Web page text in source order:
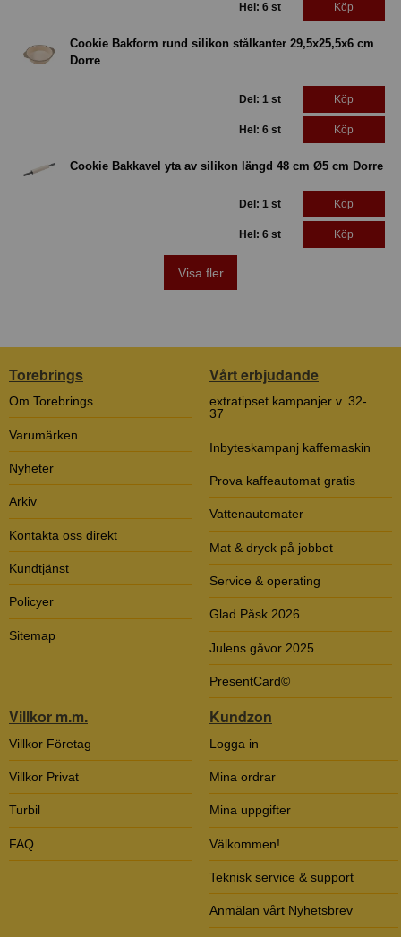
Hel: 6 st Köp
Cookie Bakform rund silikon stålkanter 29,5x25,5x6 cm
Dorre
Del: 1 st Köp
Hel: 6 st Köp
Cookie Bakkavel yta av silikon längd 48 cm Ø5 cm Dorre
Del: 1 st Köp
Hel: 6 st Köp
Visa fler
Torebrings
Om Torebrings
Varumärken
Nyheter
Arkiv
Kontakta oss direkt
Kundtjänst
Policyer
Sitemap
Vårt erbjudande
extratipset kampanjer v. 32-
37
Inbyteskampanj kaffemaskin
Prova kaffeautomat gratis
Vattenautomater
Mat & dryck på jobbet
Service & operating
Glad Påsk 2026
Julens gåvor 2025
PresentCard©
Villkor m.m.
Villkor Företag
Villkor Privat
Turbil
FAQ
Kundzon
Logga in
Mina ordrar
Mina uppgifter
Välkommen!
Teknisk service & support
Anmälan vårt Nyhetsbrev